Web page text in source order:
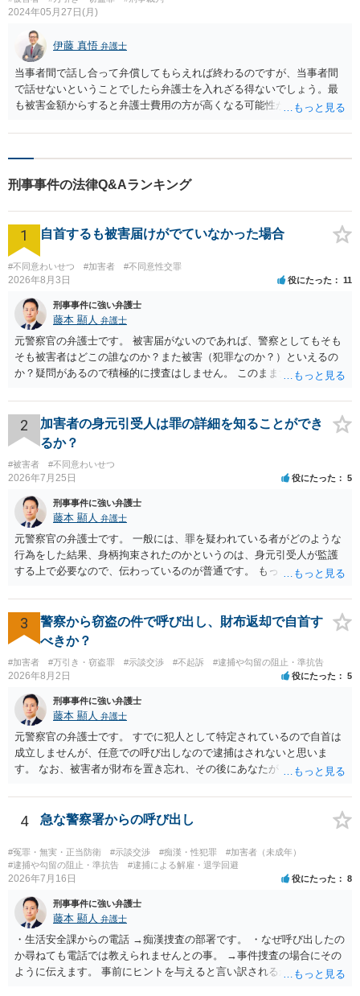
2024年05月27日(月)
伊藤 真悟 弁護士
当事者間で話し合って弁償してもらえれば終わるのですが、当事者間
で話せないということでしたら弁護士を入れざる得ないでしょう。最
も被害金額からすると弁護士費用の方が高くなる可能性が高いように
刑事事件の法律Q&Aランキング
1 自首するも被害届けがでていなかった場合
#不同意わいせつ #加害者 #不同意性交罪
2026年8月3日 役にたった 11
刑事事件に強い弁護士
藤本 顯人 弁護士
元警察官の弁護士です。 被害届がないのであれば、警察としてもそも
そも被害者はどこの誰なのか？また被害（犯罪なのか？）といえるの
か？疑問があるので積極的に捜査はしません。 このまま女性から警察
2
加害者の身元引受人は罪の詳細を知ることができ
るか？
#被害者 #不同意わいせつ
2026年7月25日 役にたった 5
刑事事件に強い弁護士
藤本 顯人 弁護士
元警察官の弁護士です。 一般には、罪を疑われている者がどのような
行為をした結果、身柄拘束されたのかというのは、身元引受人が監護
する上で必要なので、伝わっているのが普通です。 もっとも、事実関
いたり、省略されていることもありうるかなとは思います。
3
警察から窃盗の件で呼び出し、財布返却で自首す
べきか？
#加害者 #万引き・窃盗罪 #示談交渉 #不起訴 #逮捕や勾留の阻止・準抗告
2026年8月2日 役にたった 5
刑事事件に強い弁護士
藤本 顯人 弁護士
元警察官の弁護士です。 すでに犯人として特定されているので自首は
成立しませんが、任意での呼び出しなので逮捕はされないと思いま
す。 なお、被害者が財布を置き忘れ、その後にあなたがトイレに入
と言い逃れはかなり厳しいものと思います。
4 急な警察署からの呼び出し
#冤罪・無実・正当防衛 #示談交渉 #痴漢・性犯罪
#加害者（未成年）
#逮捕や勾留の阻止・準抗告
#逮捕による解雇・退学回避
2026年7月16日 役にたった 8
刑事事件に強い弁護士
藤本 顯人 弁護士
・生活安全課からの電話 →痴漢捜査の部署です。 ・なぜ呼び出したの
か尋ねても電話では教えられませんとの事。 →事件捜査の場合にその
ように伝えます。 事前にヒントを与えると言い訳されるからです。 ・